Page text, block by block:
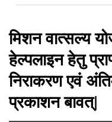
मिशन वात्सल्य
हेल्पलाइन हेतु
निराकरण एवं
प्रकाशन बावत्|